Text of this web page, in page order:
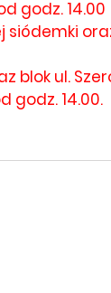
godz.
blok ul.
godz. 14.00.